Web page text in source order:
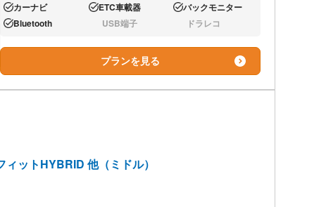
あり:カーナビ あり:ETC車載器 あり:バックモニター
あり:Bluetooth なし:USB端子 なし:ドラレコ
プランを見る
ットHYBRID 他（ミドル）